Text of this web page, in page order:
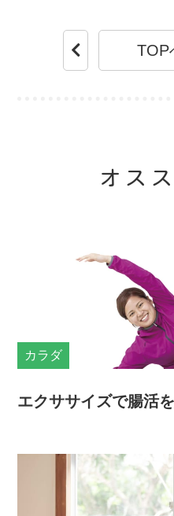
TOP
オス
カラダ
エクササイズで腸活